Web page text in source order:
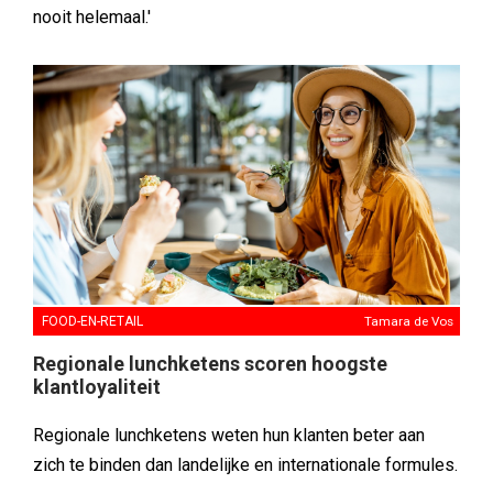
nooit helemaal.'
FOOD-EN-RETAIL Tamara de Vos
Regionale lunchketens scoren hoogste
klantloyaliteit
Regionale lunchketens weten hun klanten beter aan
zich te binden dan landelijke en internationale formules.